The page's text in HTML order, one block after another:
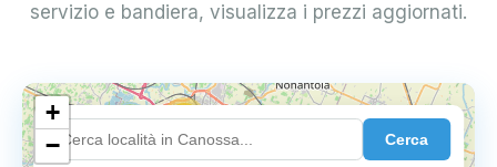
servizio e bandiera, visualizza i prezzi aggiornati.
Cerca
18
+
−